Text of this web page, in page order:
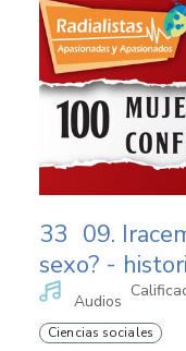
33 09.
sexo? -
Audios
Ciencias sociales